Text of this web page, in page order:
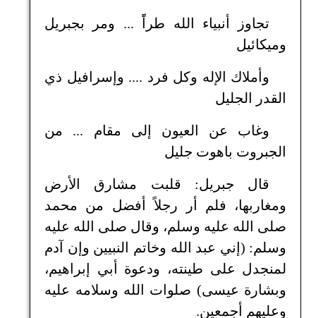
تجاوز أنبياء الله طراًً ... ومر بجبريل
وميكائيل
وأملاك الإله وكل فرد .... وإسرافيل ذي
القدر الجليل
وغاب عن العيون إلى مقام ... من
الجبروت باهوت جليل
قال جبريل: قلبت مشارق الأرض
ومغاربها، فلم أر رجلاً أفضل من محمد
صلى الله عليه وسلم، وقال صلى الله عليه
وسلم: (إني عبد الله وخاتم النبيين وإن آدم
لمنجدل على طينته، ودعوة أبي إبراهيم،
وبشارة عيسى) صلوات الله وسلامه عليه
وعليهم أجمعين.